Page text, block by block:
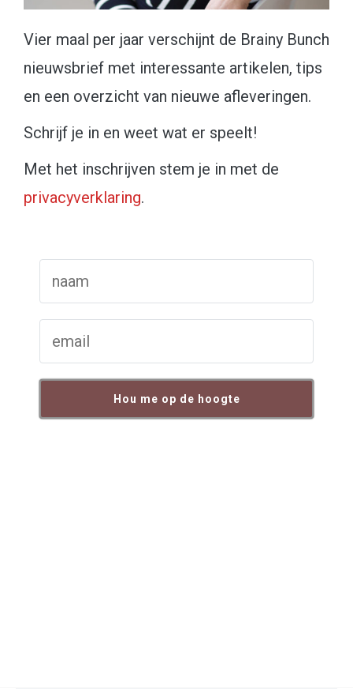
Vier maal per jaar verschijnt de Brainy Bunch
nieuwsbrief met interessante artikelen, tips
en een overzicht van nieuwe afleveringen.
Schrijf je in en weet wat er speelt!
Met het inschrijven stem je in met de
privacyverklaring.
Hou me op de hoogte